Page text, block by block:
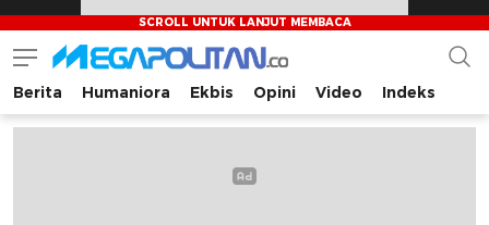
Megapolitan.co
Menyajikan berita-berita fakta bagi pembaca
Berita Humaniora Ekbis Opini Video Indeks